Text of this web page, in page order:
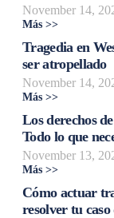
November 14,
Más >>
Tragedia en
ser atropellado
November 14,
Más >>
Los derechos
Todo lo que
November 13,
Más >>
Cómo actuar
resolver tu